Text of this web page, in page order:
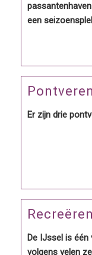
een
Pontveren
Er zijn drie
De IJssel is
volgens velen